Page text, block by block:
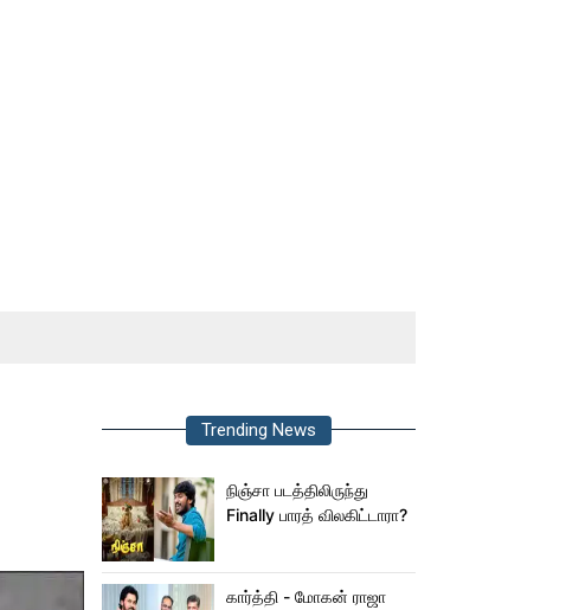
Trending News
நிஞ்சா படத்திலிருந்து
Finally பாரத் விலகிட்டாரா?
கார்த்தி - மோகன் ராஜா